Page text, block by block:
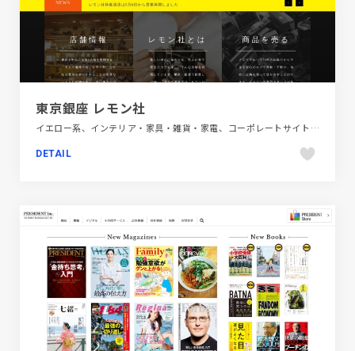
東京銀座 レモン社
イエロー系、インテリア・家具・雑貨・家電、コーポレートサイト、スクロールエフェクト、ダイナミック、デザイン・アート・音楽・文芸、ブラック系 、ホワイト系、モーション多め、大きめ写真
DETAIL